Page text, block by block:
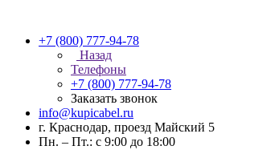
+7 (800) 777-94-78
Назад
Телефоны
+7 (800) 777-94-78
Заказать звонок
info@kupicabel.ru
г. Краснодар, проезд Майский 5
Пн. – Пт.: с 9:00 до 18:00